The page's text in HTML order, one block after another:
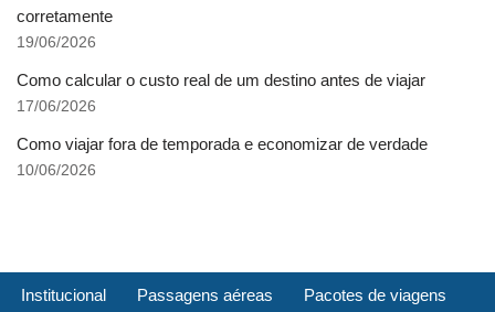
corretamente
19/06/2026
Como calcular o custo real de um destino antes de viajar
17/06/2026
Como viajar fora de temporada e economizar de verdade
10/06/2026
Institucional Passagens aéreas
Pacotes de viagens